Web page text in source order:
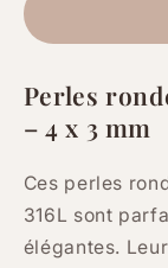
316L
Trou
1,5
–
Lot
50
Perles
– 4 x 3 mm
Ces perles
316L sont
élégantes.